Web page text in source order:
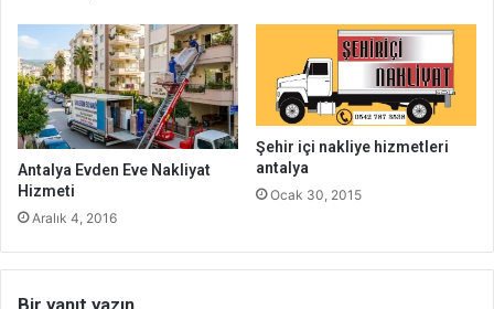
Antalya Evden Eve Nakliyat
Hizmeti
Aralık 4, 2016
Şehir içi nakliye hizmetleri
antalya
Ocak 30, 2015
Bir yanıt yazın